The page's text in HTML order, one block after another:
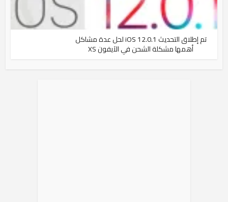
تم إطلاق التحديث iOS 12.0.1 لحل عدة مشاكل
أهمها مشكلة الشحن في الآيفون XS